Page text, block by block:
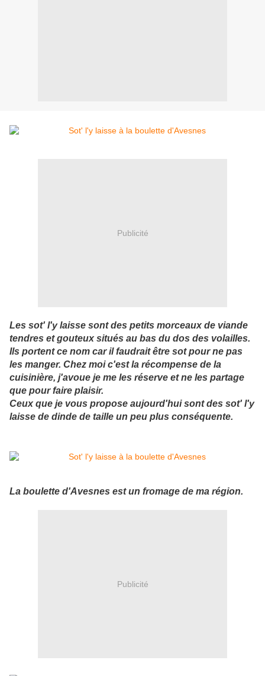
Publicité
Les sot' l'y laisse sont des petits morceaux de viande
tendres et gouteux situés au bas du dos des volailles.
Ils portent ce nom car il faudrait être sot pour ne pas
les manger. Chez moi c'est la récompense de la
cuisinière, j'avoue je me les réserve et ne les partage
que pour faire plaisir.
Ceux que je vous propose aujourd'hui sont des sot' l'y
laisse de dinde de taille un peu plus conséquente.
La boulette d'Avesnes est un fromage de ma région.
Publicité